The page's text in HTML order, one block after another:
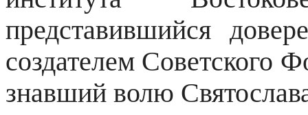
представившийся
создателем Советского
знавший волю